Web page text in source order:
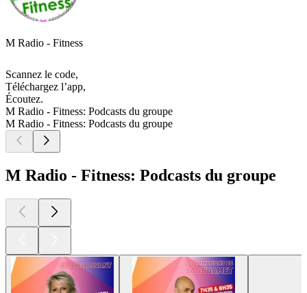
M Radio - Fitness
Scannez le code,
Téléchargez l’app,
Écoutez.
M Radio - Fitness: Podcasts du groupe
M Radio - Fitness: Podcasts du groupe
M Radio - Fitness: Podcasts du groupe